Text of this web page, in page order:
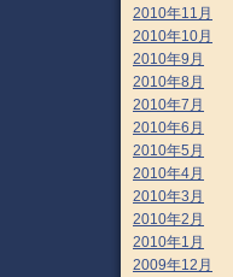
2010年11月
2010年10月
2010年9月
2010年8月
2010年7月
2010年6月
2010年5月
2010年4月
2010年3月
2010年2月
2010年1月
2009年12月